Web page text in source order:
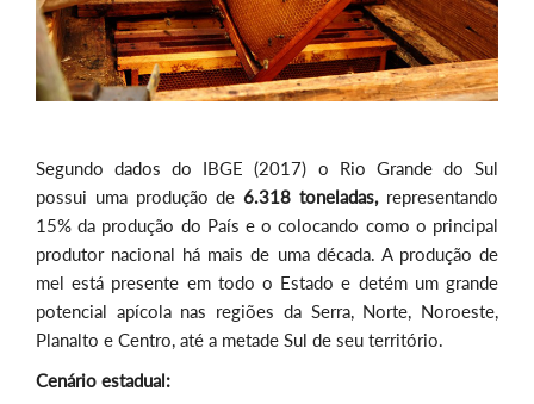
Segundo dados do IBGE (2017) o Rio Grande do Sul
possui uma produção de6.318 toneladas,representando
15% da produção do País e o colocando como o principal
produtor nacional há mais de uma década. A produção de
mel está presente em todo o Estado e detém um grande
potencial apícola nas regiões da Serra, Norte, Noroeste,
Planalto e Centro, até a metade Sul de seu território.
Cenário estadual: